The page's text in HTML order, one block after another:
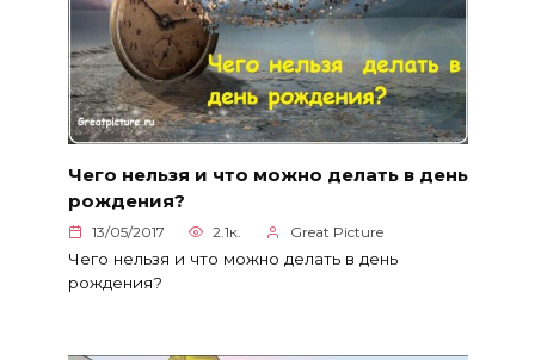
Чего нельзя и что можно делать в день
рождения?
13/05/2017 2.1к. Great Picture
Чего нельзя и что можно делать в день
рождения?